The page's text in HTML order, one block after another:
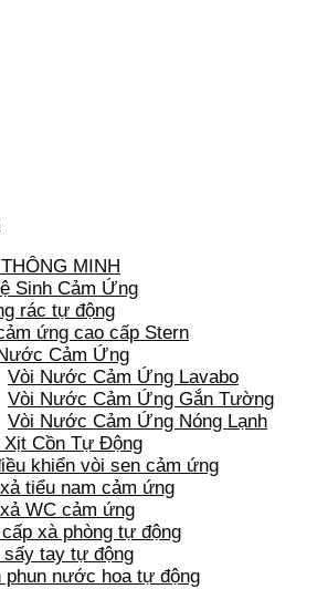
MINH
Sinh Cảm Ứng
rác tự động
ứng cao cấp Stern
Cảm Ứng
Vòi Nước Cảm Ứng Lavabo
Vòi Nước Cảm Ứng Gắn Tường
Vòi Nước Cảm Ứng Nóng Lạnh
Xịt Cồn Tự Động
khiển vòi sen cảm ứng
tiểu nam cảm ứng
WC cảm ứng
xà phòng tự động
sấy tay tự động
phun nước hoa tự động